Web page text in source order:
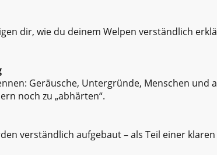
dir, wie du deinem Welpen verständlich
Geräusche, Untergründe, Menschen und
noch zu „abhärten“.
verständlich aufgebaut – als Teil einer